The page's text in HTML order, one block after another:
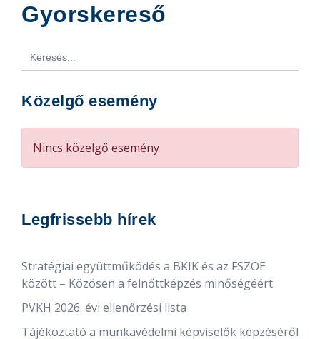
Gyorskereső
Search
for:
Közelgő esemény
Nincs közelgő esemény
Legfrissebb hírek
Stratégiai együttműködés a BKIK és az FSZOE
között – Közösen a felnőttképzés minőségéért
PVKH 2026. évi ellenőrzési lista
Tájékoztató a munkavédelmi képviselők képzéséről